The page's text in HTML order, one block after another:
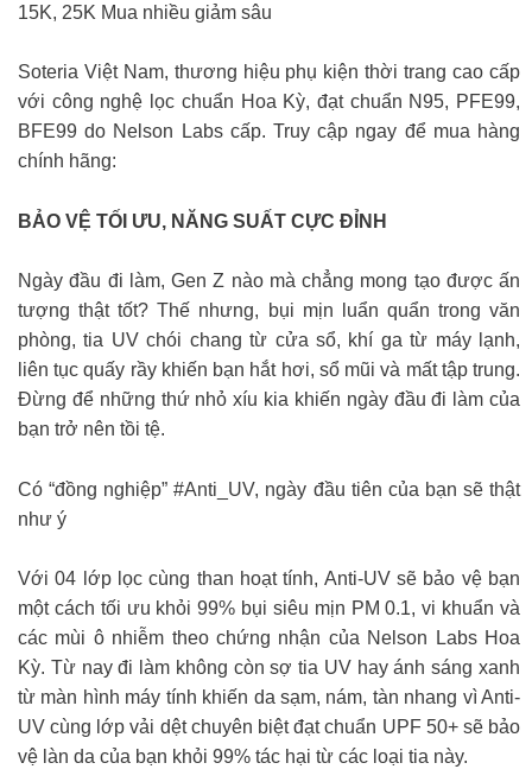
15K, 25K Mua nhiều giảm sâu
Soteria Việt Nam, thương hiệu phụ kiện thời trang cao cấp
với công nghệ lọc chuẩn Hoa Kỳ, đạt chuẩn N95, PFE99,
BFE99 do Nelson Labs cấp. Truy cập ngay để mua hàng
chính hãng:
BẢO VỆ TỐI ƯU, NĂNG SUẤT CỰC ĐỈNH
Ngày đầu đi làm, Gen Z nào mà chẳng mong tạo được ấn
tượng thật tốt? Thế nhưng, bụi mịn luẩn quẩn trong văn
phòng, tia UV chói chang từ cửa sổ, khí ga từ máy lạnh,
liên tục quấy rầy khiến bạn hắt hơi, sổ mũi và mất tập trung.
Đừng để những thứ nhỏ xíu kia khiến ngày đầu đi làm của
bạn trở nên tồi tệ.
Có “đồng nghiệp” #Anti_UV, ngày đầu tiên của bạn sẽ thật
như ý
Với 04 lớp lọc cùng than hoạt tính, Anti-UV sẽ bảo vệ bạn
một cách tối ưu khỏi 99% bụi siêu mịn PM 0.1, vi khuẩn và
các mùi ô nhiễm theo chứng nhận của Nelson Labs Hoa
Kỳ. Từ nay đi làm không còn sợ tia UV hay ánh sáng xanh
từ màn hình máy tính khiến da sạm, nám, tàn nhang vì Anti-
UV cùng lớp vải dệt chuyên biệt đạt chuẩn UPF 50+ sẽ bảo
vệ làn da của bạn khỏi 99% tác hại từ các loại tia này.